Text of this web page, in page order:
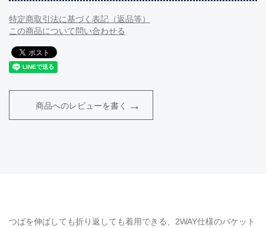
特定商取引法に基づく表記（返品等）
この商品について問い合わせる
商品へのレビューを書く
つばを伸ばしても折り返しても着用できる、2WAY仕様のバケット